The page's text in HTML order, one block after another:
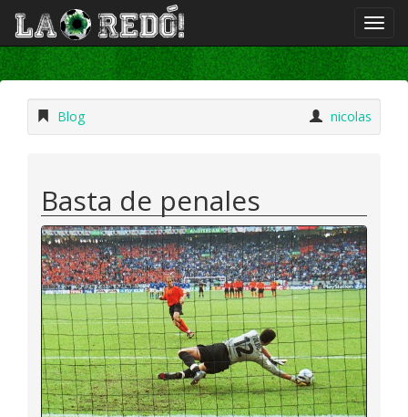
Blog nicolas
Basta de penales